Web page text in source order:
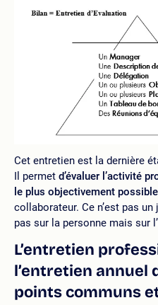
Cet entretien est la dernière
Il permet d’évaluer l’activité
le plus objectivement
collaborateur. Ce n’est pas
pas sur la personne mais sur
L’entretien
l’entretien annuel
points communs